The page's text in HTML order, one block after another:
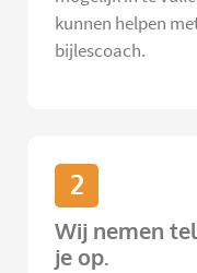
kunnen helpen
bijlescoach.
2
Wij nemen
je op.